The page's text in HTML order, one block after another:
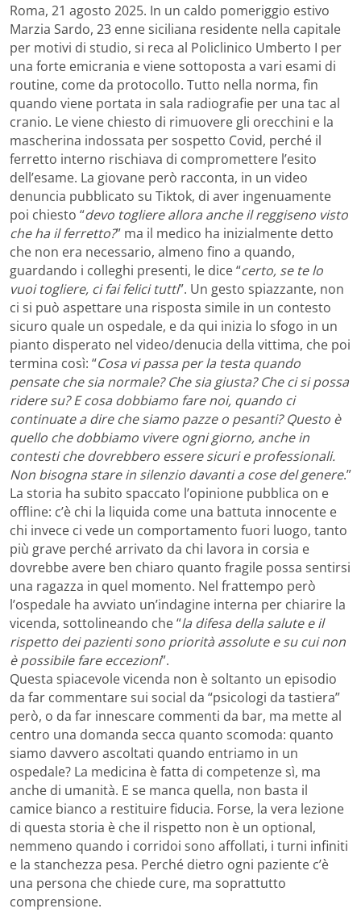
Roma, 21 agosto 2025. In un caldo pomeriggio estivo
Marzia Sardo, 23 enne siciliana residente nella capitale
per motivi di studio, si reca al Policlinico Umberto I per
una forte emicrania e viene sottoposta a vari esami di
routine, come da protocollo. Tutto nella norma, fin
quando viene portata in sala radiografie per una tac al
cranio. Le viene chiesto di rimuovere gli orecchini e la
mascherina indossata per sospetto Covid, perché il
ferretto interno rischiava di compromettere l’esito
dell’esame. La giovane però racconta, in un video
denuncia pubblicato su Tiktok, di aver ingenuamente
poi chiesto “devo togliere allora anche il reggiseno visto
che ha il ferretto?” ma il medico ha inizialmente detto
che non era necessario, almeno fino a quando,
guardando i colleghi presenti, le dice “certo, se te lo
vuoi togliere, ci fai felici tutti”. Un gesto spiazzante, non
ci si può aspettare una risposta simile in un contesto
sicuro quale un ospedale, e da qui inizia lo sfogo in un
pianto disperato nel video/denucia della vittima, che poi
termina così: “Cosa vi passa per la testa quando
pensate che sia normale? Che sia giusta? Che ci si possa
ridere su? E cosa dobbiamo fare noi, quando ci
continuate a dire che siamo pazze o pesanti? Questo è
quello che dobbiamo vivere ogni giorno, anche in
contesti che dovrebbero essere sicuri e professionali.
Non bisogna stare in silenzio davanti a cose del genere.”
La storia ha subito spaccato l’opinione pubblica on e
offline: c’è chi la liquida come una battuta innocente e
chi invece ci vede un comportamento fuori luogo, tanto
più grave perché arrivato da chi lavora in corsia e
dovrebbe avere ben chiaro quanto fragile possa sentirsi
una ragazza in quel momento. Nel frattempo però
l’ospedale ha avviato un’indagine interna per chiarire la
vicenda, sottolineando che “la difesa della salute e il
rispetto dei pazienti sono priorità assolute e su cui non
è possibile fare eccezioni”.
Questa spiacevole vicenda non è soltanto un episodio
da far commentare sui social da “psicologi da tastiera”
però, o da far innescare commenti da bar, ma mette al
centro una domanda secca quanto scomoda: quanto
siamo davvero ascoltati quando entriamo in un
ospedale? La medicina è fatta di competenze sì, ma
anche di umanità. E se manca quella, non basta il
camice bianco a restituire fiducia. Forse, la vera lezione
di questa storia è che il rispetto non è un optional,
nemmeno quando i corridoi sono affollati, i turni infiniti
e la stanchezza pesa. Perché dietro ogni paziente c’è
una persona che chiede cure, ma soprattutto
comprensione.